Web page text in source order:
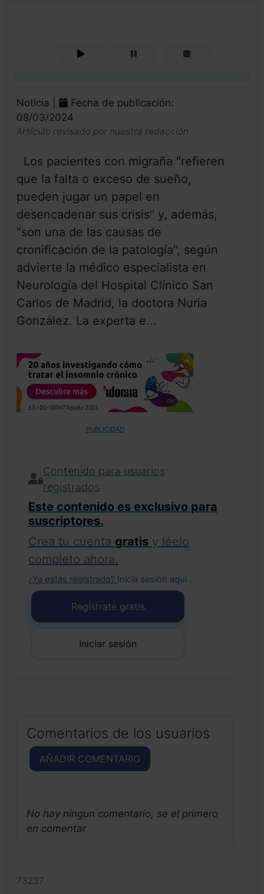
Noticia |
Fecha de publicación:
08/03/2024
Artículo revisado por nuestra redacción
Los pacientes con migraña "refieren
que la falta o exceso de sueño,
pueden jugar un papel en
desencadenar sus crisis" y, además,
"son una de las causas de
cronificación de la patología", según
advierte la médico especialista en
Neurología del Hospital Clínico San
Carlos de Madrid, la doctora Nuria
González. La experta e...
PUBLICIDAD
Contenido para usuarios
registrados
Este contenido es exclusivo para
suscriptores.
Crea tu cuenta gratis y léelo
completo ahora.
¿Ya estás registrado? Inicia sesión aquí .
Regístrate gratis
Iniciar sesión
Comentarios de los usuarios
AÑADIR COMENTARIO
No hay ningun comentario, se el primero
en comentar
73237